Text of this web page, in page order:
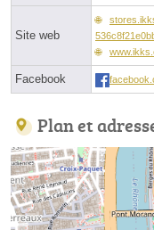
Site web
Facebook
Plan et